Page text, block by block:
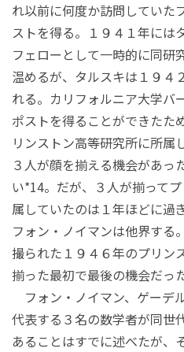
れ以前に何度か訪問していた
ストを得る。１９４１年には
フェローとして一時的に同研
温めるが、タルスキは１９４
れる。カリフォルニア大学バ
ポストを得ることができたた
リンストン高等研究所に所属
３人が顔を揃える機会があっ
い*14。だが、３人が揃って
属していたのは１年ほどに過
フォン・ノイマンは他界する
撮られた１９４６年のプリン
揃った最初で最後の機会だっ
フォン・ノイマン、ゲーデ
代表する３名の数学者が同世
あることはすでに述べたが、